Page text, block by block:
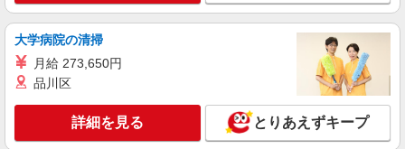
中区栄 3-12-10 御田ビル1F／「栄」駅徒歩7分）
キープ 詳細を見る
アルバイト
なか卯 名古屋伏見店
接客・調理スタッフ（簡単な接客・調理・清
大学病院の清掃
月給 273,650円
品川区
詳細を見る とりあえずキープ